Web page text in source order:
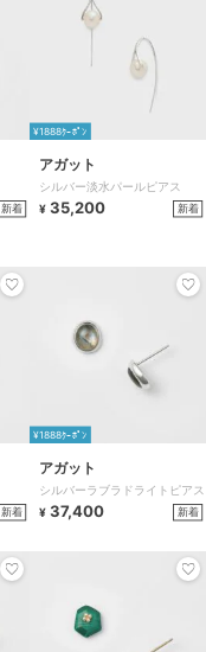
新着
¥1888ｸｰﾎﾟﾝ
アガット
シルバー淡水パールピアス
¥ 35,200 新着
新着
¥1888ｸｰﾎﾟﾝ
アガット
シルバーラブラドライトピアス
¥ 37,400 新着